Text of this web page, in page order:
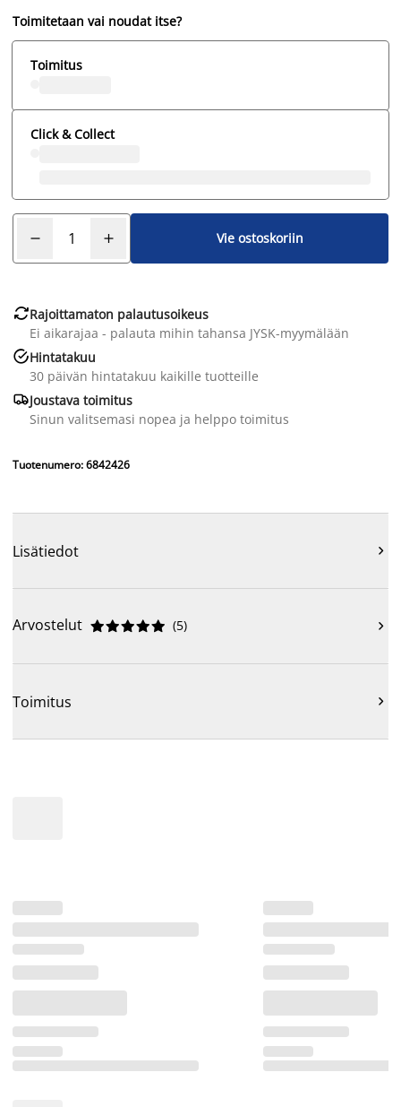
Toimitetaan vai noudat itse?
Toimitus
Click & Collect
Vie ostoskoriin
Rajoittamaton palautusoikeus
Ei aikarajaa - palauta mihin tahansa JYSK-myymälään
Hintatakuu
30 päivän hintatakuu kaikille tuotteille
Joustava toimitus
Sinun valitsemasi nopea ja helppo toimitus
Tuotenumero: 6842426
Lisätiedot 
Arvostelut 




 (5) 
Toimitus 